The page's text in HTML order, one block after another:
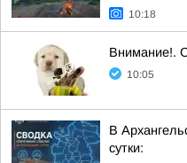
10:18
Внимание!.
10:05
В
сутки: